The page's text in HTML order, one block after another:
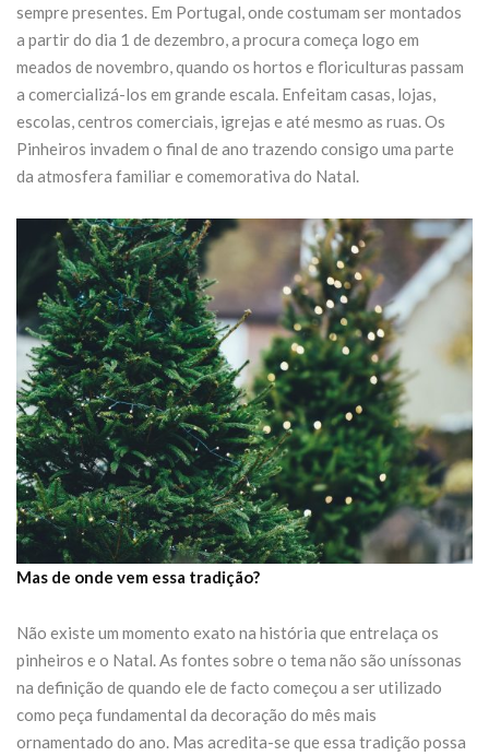
21 de Julho de 2026
CONTINUE READING
sempre presentes. Em Portugal, onde costumam ser montados
a partir do dia 1 de dezembro, a procura começa logo em
meados de novembro, quando os hortos e floriculturas passam
a comercializá-los em grande escala. Enfeitam casas, lojas,
escolas, centros comerciais, igrejas e até mesmo as ruas. Os
Pinheiros invadem o final de ano trazendo consigo uma parte
da atmosfera familiar e comemorativa do Natal.
Mas de onde vem essa tradição?
Não existe um momento exato na história que entrelaça os
pinheiros e o Natal. As fontes sobre o tema não são uníssonas
na definição de quando ele de facto começou a ser utilizado
como peça fundamental da decoração do mês mais
ornamentado do ano. Mas acredita-se que essa tradição possa